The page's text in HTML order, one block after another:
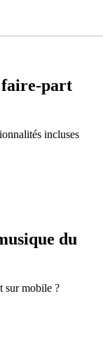
faire-part
incluses
du
sur mobile ?